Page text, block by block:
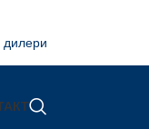
дилери